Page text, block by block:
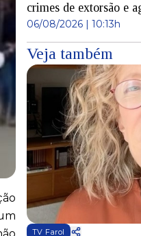
crimes de extorsão e
06/08/2026 | 10:13h
Veja também
TV Farol